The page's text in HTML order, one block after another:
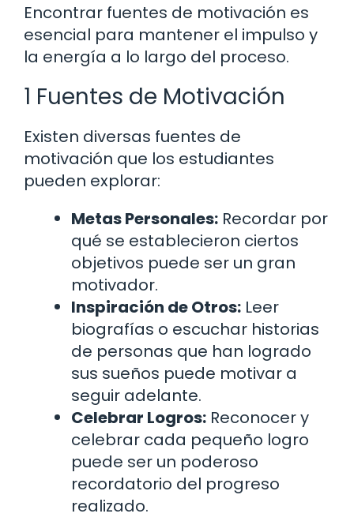
Encontrar fuentes de motivación es
esencial para mantener el impulso y
la energía a lo largo del proceso.
1 Fuentes de Motivación
Existen diversas fuentes de
motivación que los estudiantes
pueden explorar:
Metas Personales: Recordar por
qué se establecieron ciertos
objetivos puede ser un gran
motivador.
Inspiración de Otros: Leer
biografías o escuchar historias
de personas que han logrado
sus sueños puede motivar a
seguir adelante.
Celebrar Logros: Reconocer y
celebrar cada pequeño logro
puede ser un poderoso
recordatorio del progreso
realizado.